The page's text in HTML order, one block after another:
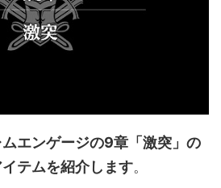
エンゲージの9章「激突」の
テムを紹介します。